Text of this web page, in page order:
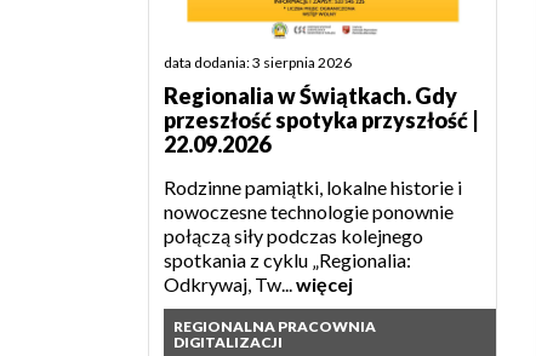
data dodania: 3 sierpnia 2026
Regionalia w Świątkach. Gdy
przeszłość spotyka przyszłość |
22.09.2026
Rodzinne pamiątki, lokalne historie i
nowoczesne technologie ponownie
połączą siły podczas kolejnego
spotkania z cyklu „Regionalia:
Odkrywaj, Tw...więcej
REGIONALNA PRACOWNIA
DIGITALIZACJI